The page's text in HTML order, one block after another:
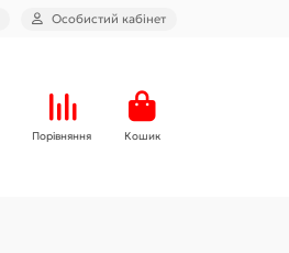
Особистий кабінет
Порівняння Кошик